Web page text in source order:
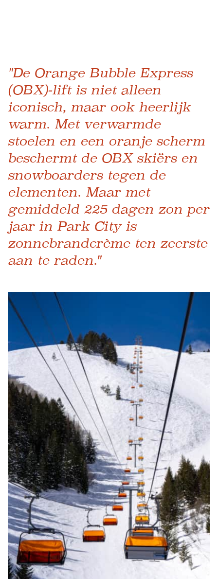
"De Orange Bubble Express
(OBX)-lift is niet alleen
iconisch, maar ook heerlijk
warm. Met verwarmde
stoelen en een oranje scherm
beschermt de OBX skiërs en
snowboarders tegen de
elementen. Maar met
gemiddeld 225 dagen zon per
jaar in Park City is
zonnebrandcrème ten zeerste
aan te raden."